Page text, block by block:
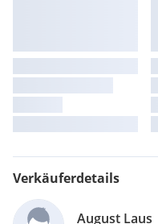
Verkäuferdetails
August Laus